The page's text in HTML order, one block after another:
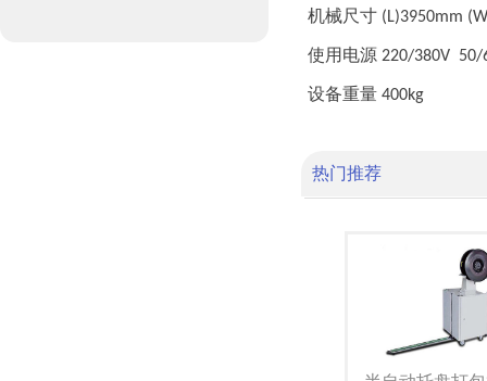
热门推荐
机械尺寸 (L)3950mm
使用电源 220/380V 50/
设备重量 400kg